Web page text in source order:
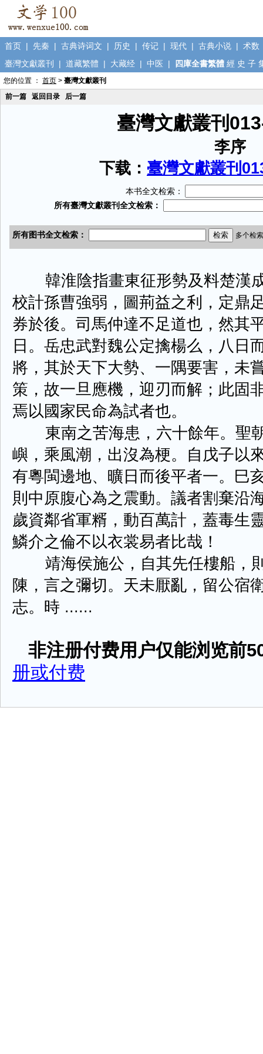
首页 | 先秦 | 古典诗词文 | 历史 | 传记 | 现代 | 古典小说 | 术数
臺灣文獻叢刊
| 道藏繁體 | 大藏经 | 中医 | 四庫全書繁體 經 史 子
您的位置 ： 首页 > 臺灣文獻叢刊
前一篇
返回目录 后一篇
臺灣文獻叢刊
李序
下载： 臺灣文獻叢刊
本书全文检索：
韓淮陰指畫東征形勢及料楚漢
校計孫曹強弱，圖荊益之利，定鼎
券於後。司馬仲達不足道也，然其
日。岳忠武對魏公定擒楊么，八日
將，其於天下大勢、一隅要害，未
策，故一旦應機，迎刃而解；此固
焉以國家民命為試者也。
東南之苦海患，六十餘年。聖
嶼，乘風潮，出沒為梗。自戊子以
有粵閩邊地、曠日而後平者一。巳
則中原腹心為之震動。議者割棄沿
歲資鄰省軍糈，動百萬計，蓋毒生
鱗介之倫不以衣裳易者比哉！
靖海侯施公，自其先任樓船，
陳，言之彌切。天未厭亂，留公宿
志。時 ......
非注册付费用户仅能浏览前
册或付费